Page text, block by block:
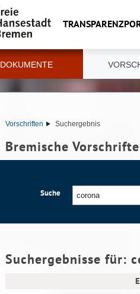
DOKUMENTE
Vorschriften Suchergebnis
Bremische
Suche
Suchergebnisse für: